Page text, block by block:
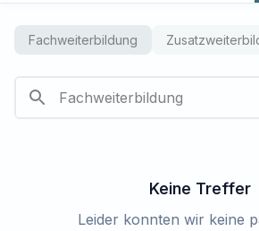
Fachweiterbildung
Keine Treffer
Leider konnten wir keine